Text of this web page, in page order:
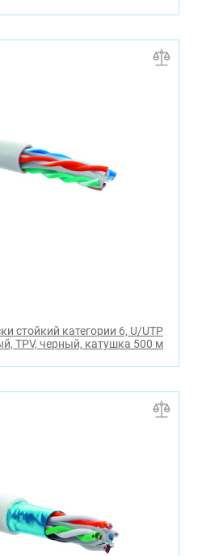
стойкий категории 6, U/UTP
TPV, черный, катушка 500 м